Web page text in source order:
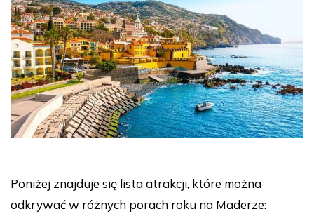
Poniżej znajduje się lista atrakcji, które można
odkrywać w różnych porach roku na Maderze: